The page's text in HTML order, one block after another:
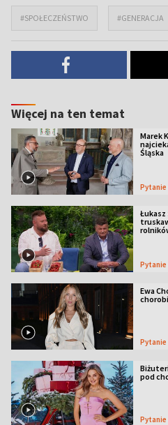
#SPOŁECZEŃSTWO #GENERACJA
Więcej na ten temat
Marek
Śląska
Łukasz
Ewa
pod